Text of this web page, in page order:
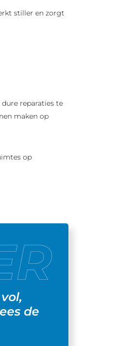
stiller en zorgt
reparaties te
maken op
op
de